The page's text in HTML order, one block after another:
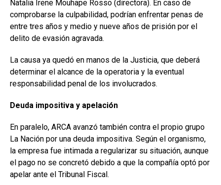
Natalia Irene Mouhape Rosso (directora). En caso de
comprobarse la culpabilidad, podrían enfrentar penas de
entre tres años y medio y nueve años de prisión por el
delito de evasión agravada.
La causa ya quedó en manos de la Justicia, que deberá
determinar el alcance de la operatoria y la eventual
responsabilidad penal de los involucrados.
Deuda impositiva y apelación
En paralelo, ARCA avanzó también contra el propio grupo
La Nación por una deuda impositiva. Según el organismo,
la empresa fue intimada a regularizar su situación, aunque
el pago no se concretó debido a que la compañía optó por
apelar ante el Tribunal Fiscal.